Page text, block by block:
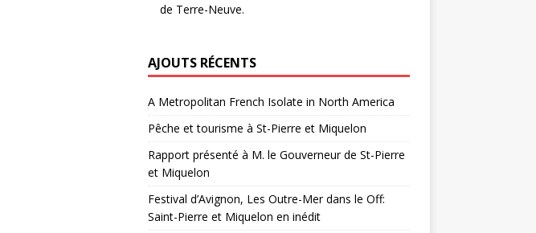
de Terre-Neuve.
AJOUTS RÉCENTS
A Metropolitan French Isolate in North America
Pêche et tourisme à St-Pierre et Miquelon
Rapport présenté à M. le Gouverneur de St-Pierre
et Miquelon
Festival d’Avignon, Les Outre-Mer dans le Off:
Saint-Pierre et Miquelon en inédit